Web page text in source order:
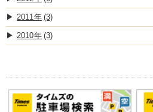
2011 (3)
2010 (3)